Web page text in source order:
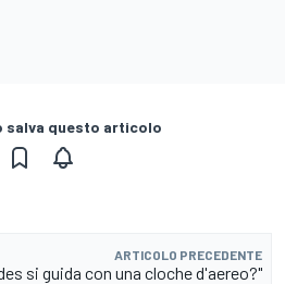
salva questo articolo
ARTICOLO PRECEDENTE
si guida con una cloche d'aereo?"